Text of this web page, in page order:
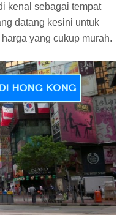
kenal sebagai tempat
datang kesini untuk
yang cukup murah.